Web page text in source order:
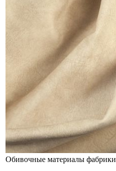
Обивочные материалы фабрики